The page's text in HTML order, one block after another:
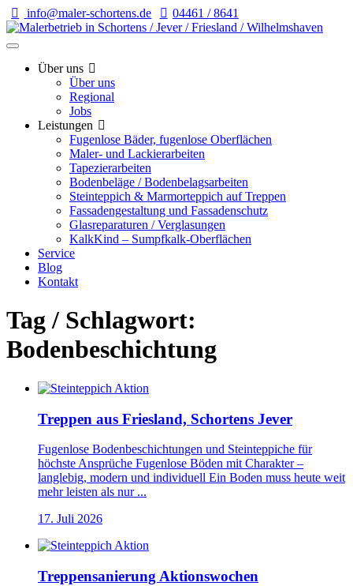
info@maler-schortens.de 04461 / 8641
Über uns
Über uns
Regional
Jobs
Leistungen
Fugenlose Bäder, fugenlose Oberflächen
Maler- und Lackierarbeiten
Tapezierarbeiten
Bodenbeläge / Bodenbelagsarbeiten
Steinteppich & Marmorteppich auf Treppen
Fassadengestaltung und Fassadenschutz
Glasreparaturen / Verglasungen
KalkKind – Sumpfkalk-Oberflächen
Service
Blog
Kontakt
Tag / Schlagwort:
Bodenbeschichtung
Treppen aus Friesland, Schortens Jever
Fugenlose Bodenbeschichtungen und Steinteppiche für
höchste Ansprüche Fugenlose Böden mit Charakter –
langlebig, modern und individuell Ein Boden muss heute weit
mehr leisten als nur ...
17. Juli 2026
Treppensanierung Aktionswochen